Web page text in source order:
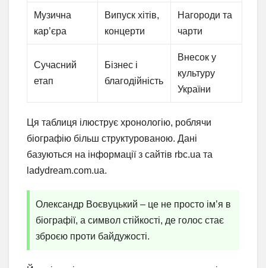
Музична
кар’єра
Випуск хітів,
концерти
Нагороди та
чарти
Сучасний
етап
Бізнес і
благодійність
Внесок у
культуру
України
Ця таблиця ілюструє хронологію, роблячи
біографію більш структурованою. Дані
базуються на інформації з сайтів rbc.ua та
ladydream.com.ua.
Олександр Воєвуцький – це не просто ім’я в
біографії, а символ стійкості, де голос стає
зброєю проти байдужості.